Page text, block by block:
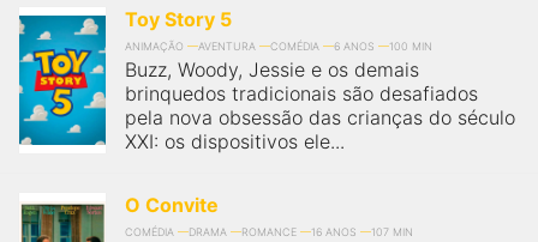
Toy Story 5
ANIMAÇÃO AVENTURA COMÉDIA 6 ANOS 100 MIN
Buzz, Woody, Jessie e os demais
brinquedos tradicionais são desafiados
pela nova obsessão das crianças do século
XXI: os dispositivos ele...
O Convite
COMÉDIA DRAMA ROMANCE 16 ANOS 107 MIN